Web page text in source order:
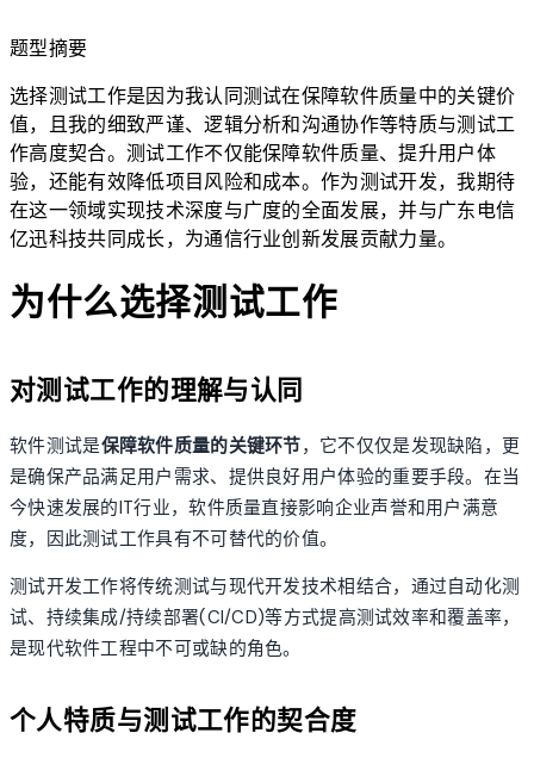
题型摘要
选择测试工作是因为我认同测试在保障软件质量中的关键价
值，且我的细致严谨、逻辑分析和沟通协作等特质与测试工
作高度契合。测试工作不仅能保障软件质量、提升用户体
验，还能有效降低项目风险和成本。作为测试开发，我期待
在这一领域实现技术深度与广度的全面发展，并与广东电信
亿迅科技共同成长，为通信行业创新发展贡献力量。
为什么选择测试工作
对测试工作的理解与认同
软件测试是保障软件质量的关键环节，它不仅仅是发现缺陷，更
是确保产品满足用户需求、提供良好用户体验的重要手段。在当
今快速发展的IT行业，软件质量直接影响企业声誉和用户满意
度，因此测试工作具有不可替代的价值。
测试开发工作将传统测试与现代开发技术相结合，通过自动化测
试、持续集成/持续部署(CI/CD)等方式提高测试效率和覆盖率，
是现代软件工程中不可或缺的角色。
个人特质与测试工作的契合度